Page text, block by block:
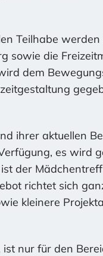
Teilhabe werden
sowie die
dem
ihrer aktuellen
es wird
der
richtet sich
kleinere
nur für den